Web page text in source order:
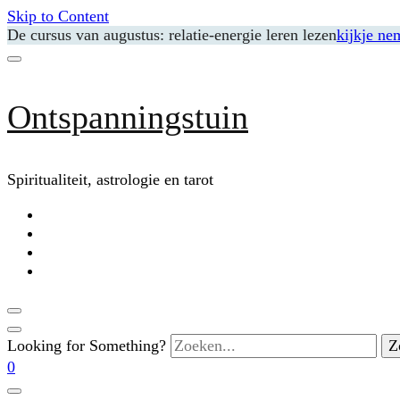
Skip to Content
De cursus van augustus: relatie-energie leren lezenkijkje
Ontspanningstuin
Spiritualiteit, astrologie en tarot
Looking for Something?
0